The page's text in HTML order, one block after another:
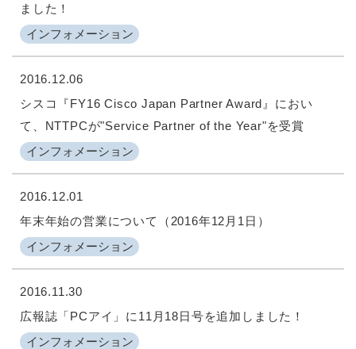
インフォメーション
ました！
2016.12.06
インフォメーション
シスコ『FY16 Cisco Japan Partner Award』におい
て、NTTPCが"Service Partner of the Year"を受賞
2016.12.01
インフォメーション
年末年始の営業について（2016年12月1日）
2016.11.30
インフォメーション
広報誌「PCアイ」に11月18日号を追加しました！